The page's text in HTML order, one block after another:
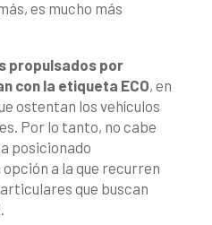
es mucho más
propulsados por
con la etiqueta ECO, en
ostentan los vehículos
Por lo tanto, no cabe
posicionado
a la que recurren
que buscan